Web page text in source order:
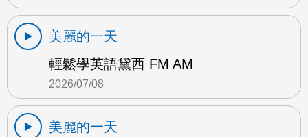
美麗的一天
輕鬆學英語黛西 FM AM
2026/07/08
美麗的一天